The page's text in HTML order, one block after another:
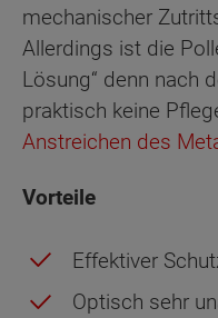
mechanischer
Allerdings ist die
Lösung“ denn nach
praktisch keine
Anstreichen des
Vorteile
Effektiver
Optisch sehr